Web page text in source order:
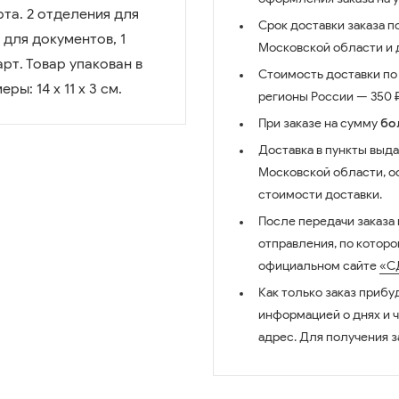
2 отделения для
документов, 1
Товар упакован в
14 х 11 х 3 см.
Срок доставки заказа
Московской области и
Стоимость доставки
регионы России — 350
При заказе на сумму
Доставка в пункты
Московской области,
стоимости доставки.
После передачи
отправления, по
официальном сайте
Как только заказ
информацией о днях и
адрес. Для получения